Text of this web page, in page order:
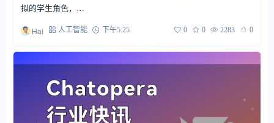
拟的学生角色，…
Hai 人工智能 下午5:25 0 0 2283 0